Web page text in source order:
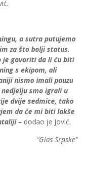
a sutra putujemo
za što bolji status.
je govoriti da li ću biti
s ekipom, ali
nismo imali pauzu
smo igrali u
dvije sedmice, tako
da će mi biti lakše
– dodao je Jović.
“Glas Srpske”